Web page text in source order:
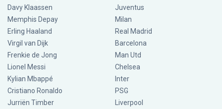
Davy Klaassen
Memphis Depay
Erling Haaland
Virgil van Dijk
Frenkie de Jong
Lionel Messi
Kylian Mbappé
Cristiano Ronaldo
Jurriën Timber
Juventus
Milan
Real Madrid
Barcelona
Man Utd
Chelsea
Inter
PSG
Liverpool